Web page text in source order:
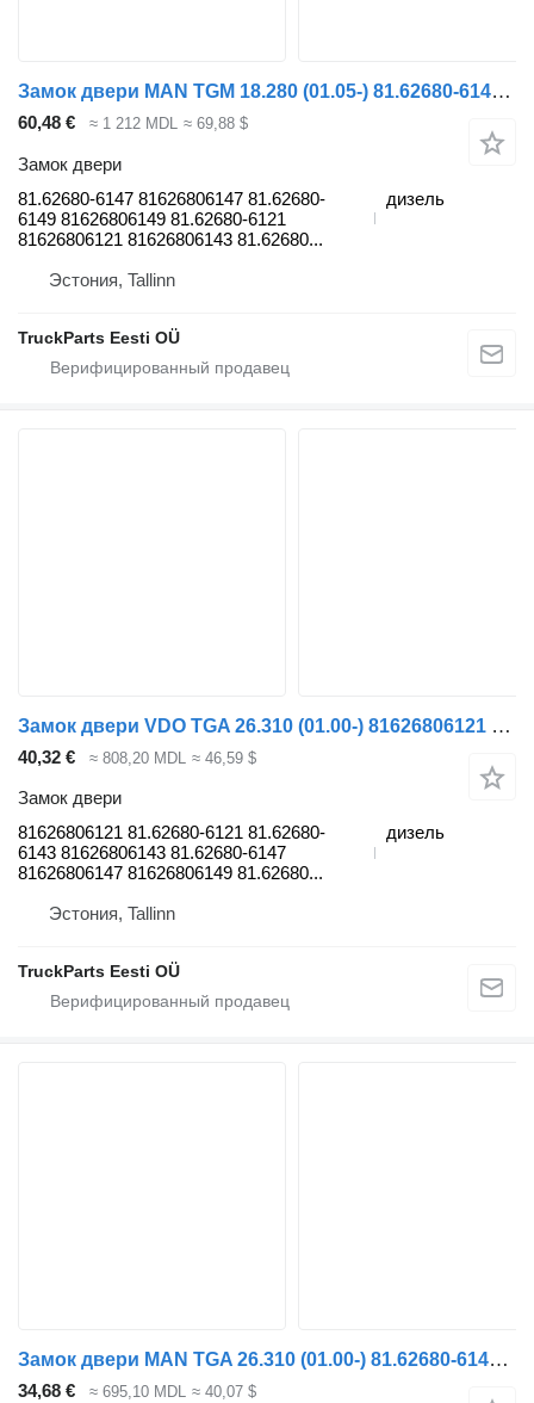
Замок двери MAN TGM 18.280 (01.05-) 81.62680-6147 для тягача MAN TGL, TGM, TGS, TGX (2005-2021)
60,48 € ≈ 1 212 MDL ≈ 69,88 $
Замок двери
81.62680-6147 81626806147 81.62680-
6149 81626806149 81.62680-6121
81626806121 81626806143 81.62680...
дизель
Эстония, Tallinn
TruckParts Eesti OÜ
Замок двери VDO TGA 26.310 (01.00-) 81626806121 для тягача MAN 4-series, TGA (1993-2009)
40,32 € ≈ 808,20 MDL ≈ 46,59 $
Замок двери
81626806121 81.62680-6121 81.62680-
6143 81626806143 81.62680-6147
81626806147 81626806149 81.62680...
дизель
Эстония, Tallinn
TruckParts Eesti OÜ
Замок двери MAN TGA 26.310 (01.00-) 81.62680-6146 для тягача MAN 4-series, TGA (1993-2009)
34,68 € ≈ 695,10 MDL ≈ 40,07 $